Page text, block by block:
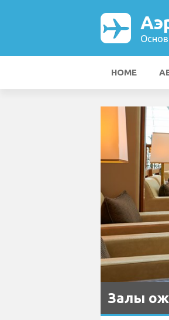
HOME
Залы